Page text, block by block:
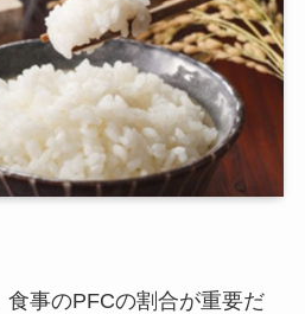
食事のPFCの割合が重要だ